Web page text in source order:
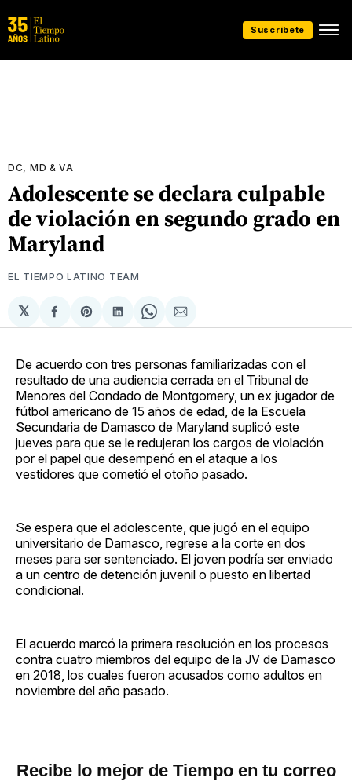
Suscríbete
DC, MD & VA
Adolescente se declara culpable
de violación en segundo grado en
Maryland
EL TIEMPO LATINO TEAM
𝕏
Compartir
en
Share
on
Compartir
en
Share
on
Compartir
via
De acuerdo con tres personas familiarizadas con el
resultado de una audiencia cerrada en el Tribunal de
Menores del Condado de Montgomery, un ex jugador de
fútbol americano de 15 años de edad, de la Escuela
Secundaria de Damasco de Maryland suplicó este
jueves para que se le redujeran los cargos de violación
por el papel que desempeñó en el ataque a los
vestidores que cometió el otoño pasado.
Se espera que el adolescente, que jugó en el equipo
universitario de Damasco, regrese a la corte en dos
meses para ser sentenciado. El joven podría ser enviado
a un centro de detención juvenil o puesto en libertad
condicional.
El acuerdo marcó la primera resolución en los procesos
contra cuatro miembros del equipo de la JV de Damasco
en 2018, los cuales fueron acusados como adultos en
noviembre del año pasado.
Recibe lo mejor de Tiempo en tu correo